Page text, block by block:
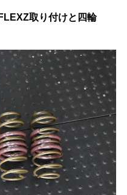
取り付けと四輪